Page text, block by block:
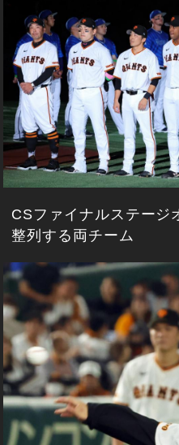
CSファイナルステージ
整列する両チーム